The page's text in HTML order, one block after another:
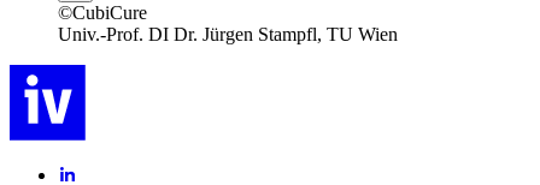
©CubiCure
Univ.-Prof. DI Dr. Jürgen Stampfl, TU Wien